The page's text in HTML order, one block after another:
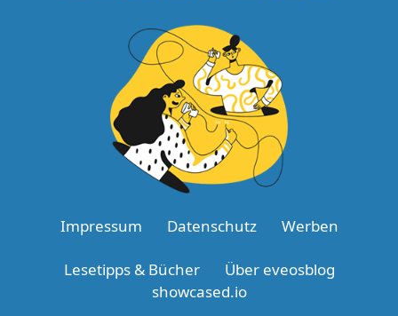
Impressum Datenschutz Werben
Lesetipps & Bücher
Über eveosblog
showcased.io